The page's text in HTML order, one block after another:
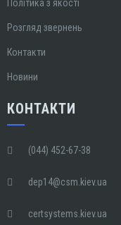
Політика з якості
Розгляд звернень
Контакти
Новини
КОНТАКТИ
(044) 452-67-38
dep14@csm.kiev.ua
certsystems.kiev.ua